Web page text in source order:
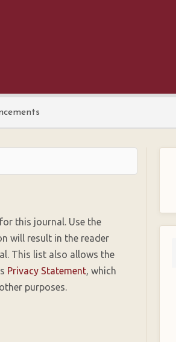
this journal. Use the
will result in the reader
This list also allows the
Privacy Statement, which
purposes.